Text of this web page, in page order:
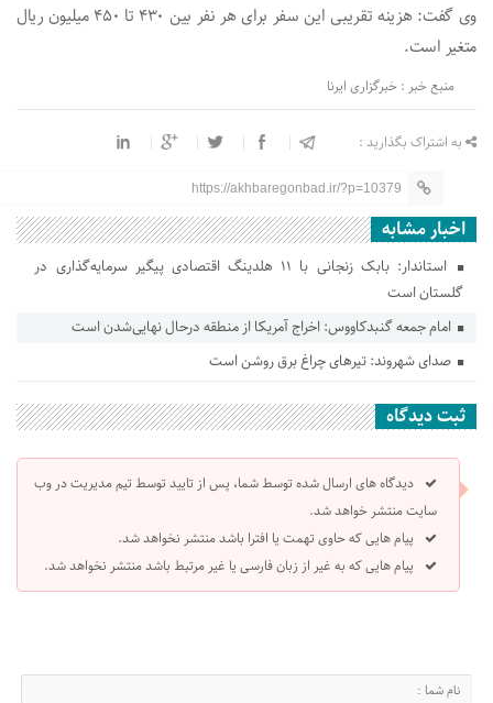
وی گفت: هزینه تقریبی این سفر برای هر نفر بین ۴۳۰ تا ۴۵۰ میلیون ریال
متغیر است.
منبع خبر : خبرگزاری ایرنا
به اشتراک بگذارید :
https://akhbaregonbad.ir/?p=10379
اخبار مشابه
استاندار: بابک زنجانی با ۱۱ هلدینگ اقتصادی پیگیر سرمایه‌گذاری در
گلستان است
امام جمعه گنبدکاووس: اخراج آمریکا از منطقه درحال نهایی‌شدن است
صدای شهروند: تیرهای چراغ برق روشن است
ثبت دیدگاه
دیدگاه های ارسال شده توسط شما، پس از تایید توسط تیم مدیریت در وب
سایت منتشر خواهد شد.
پیام هایی که حاوی تهمت یا افترا باشد منتشر نخواهد شد.
پیام هایی که به غیر از زبان فارسی یا غیر مرتبط باشد منتشر نخواهد شد.